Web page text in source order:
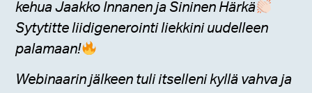
kehuaJaakko Innanen ja Sininen Härkä
Sytytitte liidigenerointi liekkini uudelleen
palamaan!
Webinaarin jälkeen tuli itselleni kyllä vahva ja